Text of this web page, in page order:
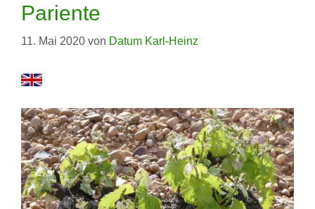
Pariente
11. Mai 2020 von Datum Karl-Heinz